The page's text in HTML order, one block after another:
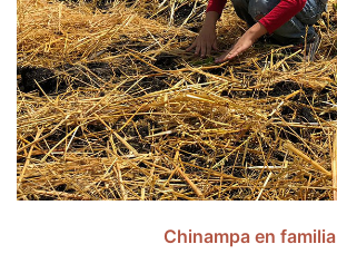
Chinampa en familia